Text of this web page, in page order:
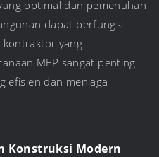
optimal dan pemenuhan
dapat berfungsi
kontraktor yang
MEP sangat penting
efisien dan menjaga
Konstruksi Modern